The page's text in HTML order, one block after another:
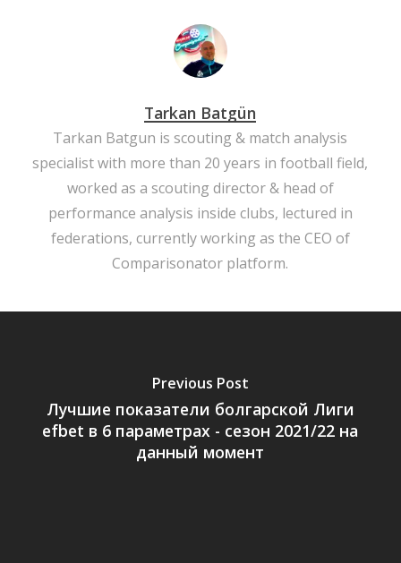
Tarkan Batgün
Tarkan Batgun is scouting & match analysis
specialist with more than 20 years in football field,
worked as a scouting director & head of
performance analysis inside clubs, lectured in
federations, currently working as the CEO of
Comparisonator platform.
Previous Post
Лучшие показатели болгарской Лиги
efbet в 6 параметрах - сезон 2021/22 на
данный момент